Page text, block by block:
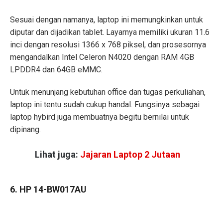
Sesuai dengan namanya, laptop ini memungkinkan untuk
diputar dan dijadikan tablet. Layarnya memiliki ukuran 11.6
inci dengan resolusi 1366 x 768 piksel, dan prosesornya
mengandalkan Intel Celeron N4020 dengan RAM 4GB
LPDDR4 dan 64GB eMMC.
Untuk menunjang kebutuhan office dan tugas perkuliahan,
laptop ini tentu sudah cukup handal. Fungsinya sebagai
laptop hybird juga membuatnya begitu bernilai untuk
dipinang.
Lihat juga: Jajaran Laptop 2 Jutaan
6. HP 14-BW017AU